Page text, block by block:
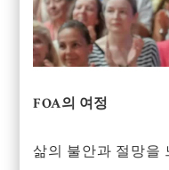
FOA의 여정
삶의 불안과 절망을